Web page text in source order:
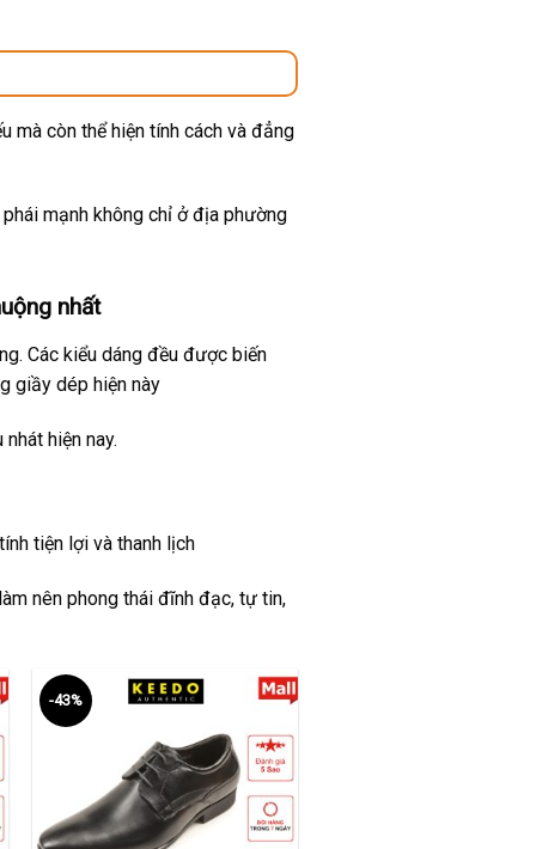
còn thể hiện tính cách và đẳng
mạnh không chỉ ở địa phường
nhất
Các kiểu dáng đều được biến
giầy dép hiện này
hiện nay.
tiện lợi và thanh lịch
nên phong thái đĩnh đạc, tự tin,
-43%